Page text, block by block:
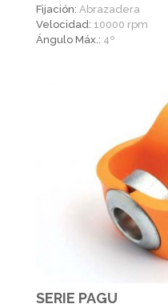
Fijación: Abrazadera
Velocidad: 10000 rpm
Ángulo Máx.: 4º
SERIE PAGU